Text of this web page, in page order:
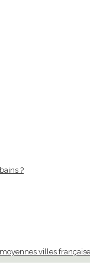
?
villes